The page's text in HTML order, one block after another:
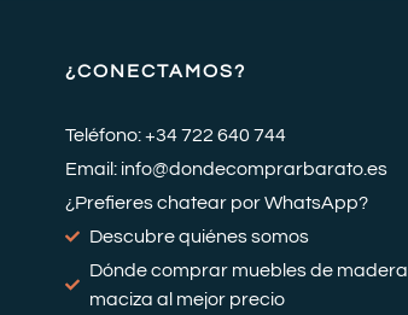
¿CONECTAMOS?
Teléfono: +34 722 640 744
Email: info@dondecomprarbarato.es
¿Prefieres chatear por WhatsApp?
Descubre quiénes somos
Dónde comprar muebles de madera
maciza al mejor precio